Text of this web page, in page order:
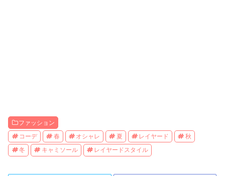
ファッション
コーデ
春 オシャレ 夏 レイヤード
秋
冬
キャミソール レイヤードスタイル